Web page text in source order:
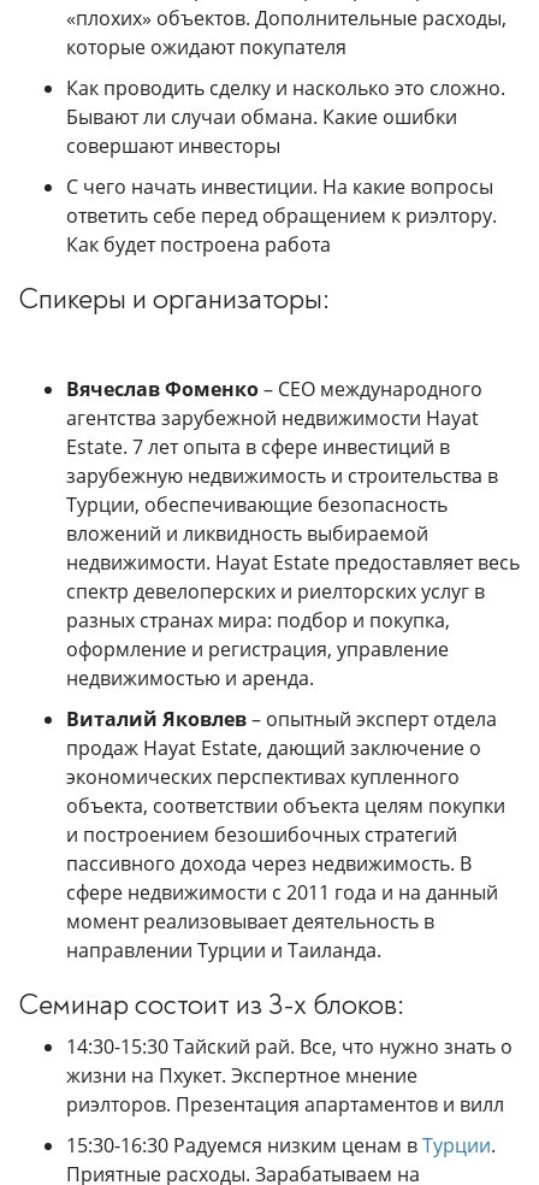
«плохих» объектов. Дополнительные расходы,
которые ожидают покупателя
Как проводить сделку и насколько это сложно.
Бывают ли случаи обмана. Какие ошибки
совершают инвесторы
С чего начать инвестиции. На какие вопросы
ответить себе перед обращением к риэлтору.
Как будет построена работа
Спикеры и организаторы:
Вячеслав Фоменко– CEO международного
агентства зарубежной недвижимости Hayat
Estate. 7 лет опыта в сфере инвестиций в
зарубежную недвижимость и строительства в
Турции, обеспечивающие безопасность
вложений и ликвидность выбираемой
недвижимости. Hayat Estate предоставляет весь
спектр девелоперских и риелторских услуг в
разных странах мира: подбор и покупка,
оформление и регистрация, управление
недвижимостью и аренда.
Виталий Яковлев– опытный эксперт отдела
продаж Hayat Estate, дающий заключение о
экономических перспективах купленного
объекта, соответствии объекта целям покупки
и построением безошибочных стратегий
пассивного дохода через недвижимость. В
сфере недвижимости с 2011 года и на данный
момент реализовывает деятельность в
направлении Турции и Таиланда.
Семинар состоит из 3-х блоков:
14:30-15:30 Тайский рай. Все, что нужно знать о
жизни на Пхукет. Экспертное мнение
риэлторов. Презентация апартаментов и вилл
15:30-16:30 Радуемся низким ценам вТурции.
Приятные расходы. Зарабатываем на